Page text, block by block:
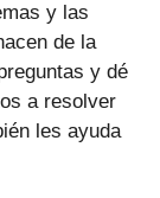
y las
de la
y dé
a resolver
les ayuda